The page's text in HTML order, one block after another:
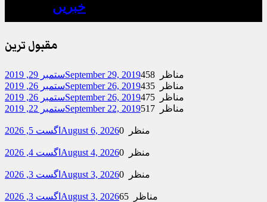
خبریں
مقبول ترین
ستمبر 29, 2019September 29, 2019
458 مناظر
ستمبر 26, 2019September 26, 2019
435 مناظر
ستمبر 26, 2019September 26, 2019
475 مناظر
ستمبر 22, 2019September 22, 2019 517 مناظر
اگست 5, 2026 August 6, 2026 0 منظر
اگست 4, 2026 August 4, 2026 0 منظر
اگست 3, 2026 August 3, 2026 0 منظر
اگست 3, 2026 August 3, 2026 65 مناظر